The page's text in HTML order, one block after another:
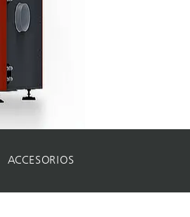
ACCESORIOS